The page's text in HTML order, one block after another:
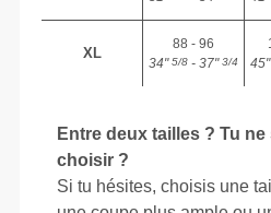
XL
88 - 96
34"5/8 - 37"3/4
45"
Entre deux tailles ? Tu
choisir ?
Si tu hésites, choisis une